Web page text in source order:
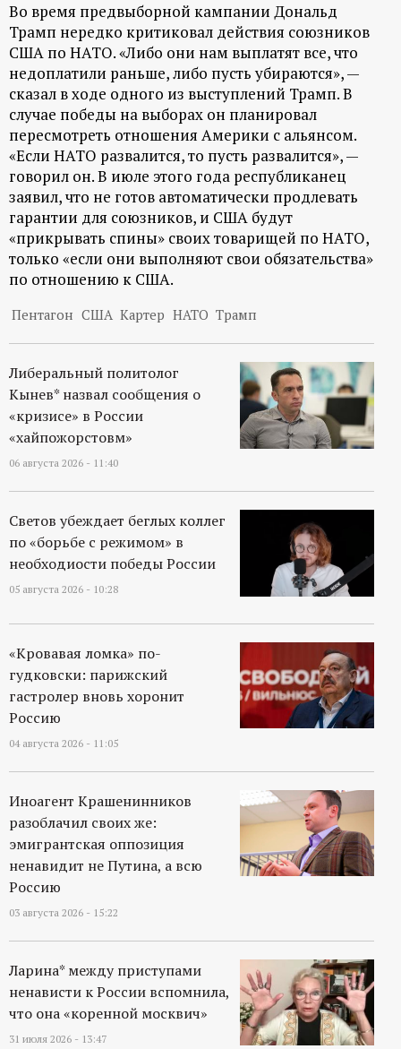
Во время предвыборной кампании Дональд
Трамп нередко критиковал действия союзников
США по НАТО. «Либо они нам выплатят все, что
недоплатили раньше, либо пусть убираются», —
сказал в ходе одного из выступлений Трамп. В
случае победы на выборах он планировал
пересмотреть отношения Америки с альянсом.
«Если НАТО развалится, то пусть развалится», —
говорил он. В июле этого года республиканец
заявил, что не готов автоматически продлевать
гарантии для союзников, и США будут
«прикрывать спины» своих товарищей по НАТО,
только «если они выполняют свои обязательства»
по отношению к США.
Пентагон США Картер НАТО Трамп
Либеральный политолог
Кынев* назвал сообщения о
«кризисе» в России
«хайпожорстовм»
06 августа 2026 - 11:40
Светов убеждает беглых коллег
по «борьбе с режимом» в
необходиости победы России
05 августа 2026 - 10:28
«Кровавая ломка» по-
гудковски: парижский
гастролер вновь хоронит
Россию
04 августа 2026 - 11:05
Иноагент Крашенинников
разоблачил своих же:
эмигрантская оппозиция
ненавидит не Путина, а всю
Россию
03 августа 2026 - 15:22
Ларина* между приступами
ненависти к России вспомнила,
что она «коренной москвич»
31 июля 2026 - 13:47